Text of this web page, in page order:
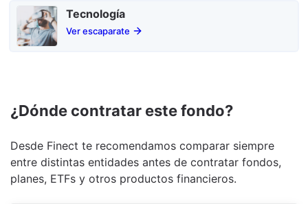
Tecnología
Ver escaparate
¿Dónde contratar este fondo?
Desde Finect te recomendamos comparar siempre
entre distintas entidades antes de contratar fondos,
planes, ETFs y otros productos financieros.